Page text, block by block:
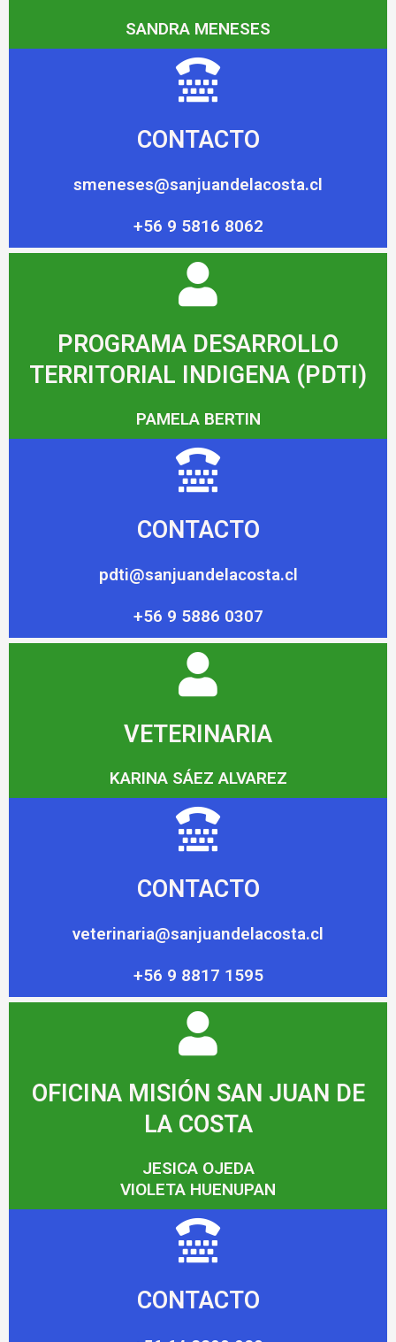
SANDRA MENESES
CONTACTO
smeneses@sanjuandelacosta.cl
+56 9 5816 8062
PROGRAMA DESARROLLO
TERRITORIAL INDIGENA (PDTI)
PAMELA BERTIN
CONTACTO
pdti@sanjuandelacosta.cl
+56 9 5886 0307
VETERINARIA
KARINA SÁEZ ALVAREZ
CONTACTO
veterinaria@sanjuandelacosta.cl
+56 9 8817 1595
OFICINA MISIÓN SAN JUAN DE
LA COSTA
JESICA OJEDA
VIOLETA HUENUPAN
CONTACTO